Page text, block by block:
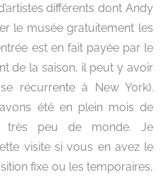
différents dont Andy
le musée gratuitement les
est en fait payée par le
de la saison, il peut y avoir
récurrente à New York).
été en plein mois de
peu de monde. Je
visite si vous en avez le
fixe ou les temporaires,